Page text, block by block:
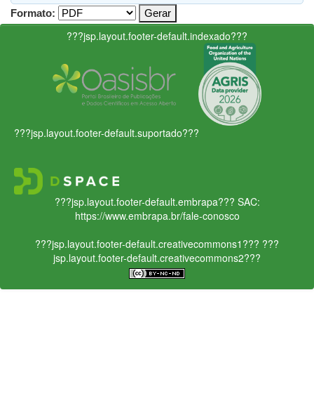
Formato:
???jsp.layout.footer-default.indexado???
???jsp.layout.footer-default.suportado???
???jsp.layout.footer-default.embrapa??? SAC:
https://www.embrapa.br/fale-conosco
???jsp.layout.footer-default.creativecommons1??? ???
jsp.layout.footer-default.creativecommons2???